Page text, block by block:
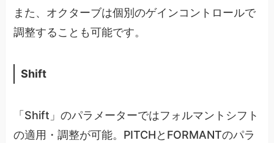
また、オクターブは個別のゲインコントロールで
調整することも可能です。
Shift
「Shift」のパラメーターではフォルマントシフト
の適用・調整が可能。PITCHとFORMANTのパラ